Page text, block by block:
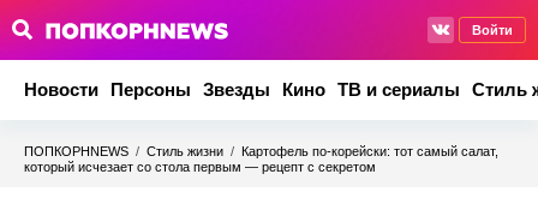
Войти
Новости Персоны Звезды Кино ТВ и сериалы Стиль
ПОПКОРНNEWS / Стиль жизни / Картофель по-корейски: тот самый салат,
который исчезает со стола первым — рецепт с секретом